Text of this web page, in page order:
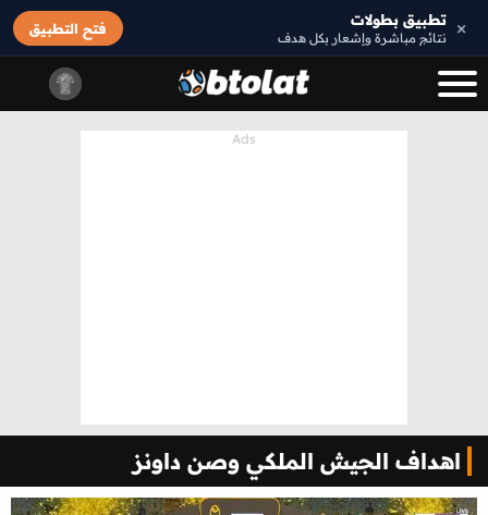
× تطبيق بطولات
نتائج مباشرة وإشعار بكل هدف
فتح التطبيق
اهداف الجيش الملكي وصن داونز